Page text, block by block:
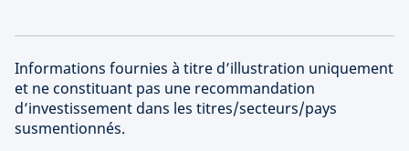
Informations fournies à titre d’illustration uniquement
et ne constituant pas une recommandation
d’investissement dans les titres/secteurs/pays
susmentionnés.